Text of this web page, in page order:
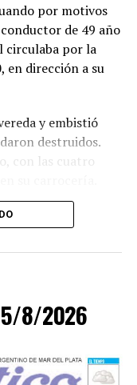
por motivos
de 49 año
circulaba por la
en dirección a su
y embistió
destruidos.
con las cuatro
Defensa
llegar,
salir del
8/2026